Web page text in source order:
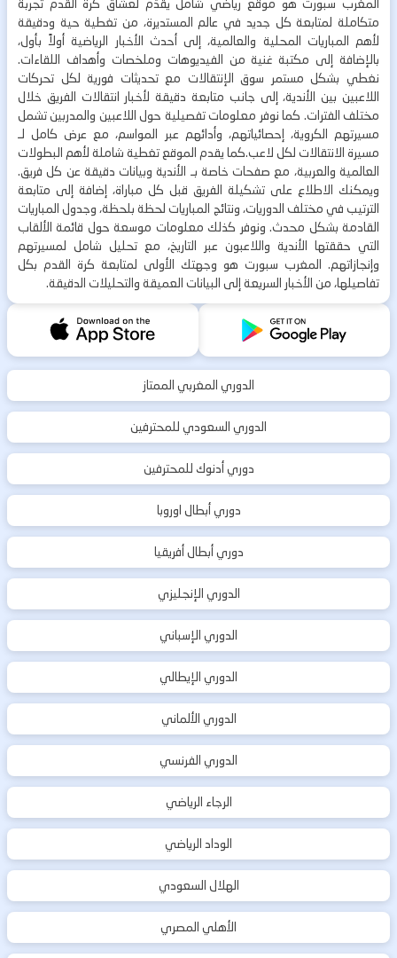
المغرب سبورت هو موقع رياضي شامل يقدّم لعشاق كرة القدم تجربة
متكاملة لمتابعة كل جديد في عالم المستديرة، من تغطية حية ودقيقة
لأهم المباريات المحلية والعالمية، إلى أحدث الأخبار الرياضية أولاً بأول،
بالإضافة إلى مكتبة غنية من الفيديوهات وملخصات وأهداف اللقاءات.
نغطي بشكل مستمر سوق الإنتقالات مع تحديثات فورية لكل تحركات
اللاعبين بين الأندية، إلى جانب متابعة دقيقة لأخبار انتقالات الفريق خلال
مختلف الفترات. كما نوفر معلومات تفصيلية حول اللاعبين والمدربين تشمل
مسيرتهم الكروية، إحصائياتهم، وأدائهم عبر المواسم، مع عرض كامل لـ
مسيرة الانتقالات لكل لاعب.كما يقدم الموقع تغطية شاملة لأهم البطولات
العالمية والعربية، مع صفحات خاصة بـ الأندية وبيانات دقيقة عن كل فريق.
ويمكنك الاطلاع على تشكيلة الفريق قبل كل مباراة، إضافة إلى متابعة
الترتيب في مختلف الدوريات، ونتائج المباريات لحظة بلحظة، وجدول المباريات
القادمة بشكل محدث. ونوفر كذلك معلومات موسعة حول قائمة الألقاب
التي حققتها الأندية واللاعبون عبر التاريخ، مع تحليل شامل لمسيرتهم
وإنجازاتهم. المغرب سبورت هو وجهتك الأولى لمتابعة كرة القدم بكل
تفاصيلها، من الأخبار السريعة إلى البيانات العميقة والتحليلات الدقيقة.
الدوري المغربي الممتاز
الدوري السعودي للمحترفين
دوري أدنوك للمحترفين
دوري أبطال اوروبا
دوري أبطال أفريقيا
الدوري الإنجليزي
الدوري الإسباني
الدوري الإيطالي
الدوري الألماني
الدوري الفرنسي
الرجاء الرياضي
الوداد الرياضي
الهلال السعودي
الأهلي المصري